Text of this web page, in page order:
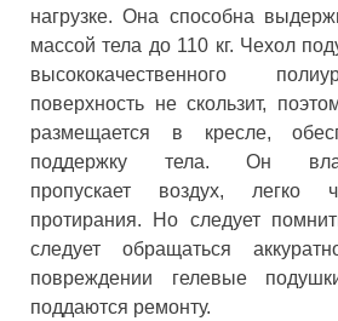
нагрузке. Она способна
массой тела до 110 кг. Чехол
высококачественного
поверхность не скользит,
размещается в кресле,
поддержку тела. Он
пропускает воздух, легко
протирания. Но следует
следует обращаться
повреждении гелевые
поддаются ремонту.